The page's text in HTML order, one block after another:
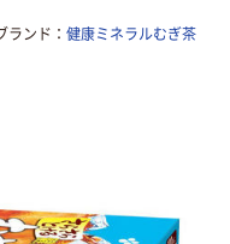
ランド 健康ミネラルむぎ茶